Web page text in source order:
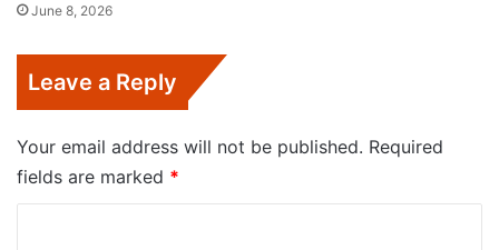
June 8, 2026
Leave a Reply
Your email address will not be published. Required
fields are marked *